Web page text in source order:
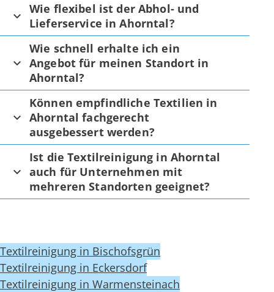
Wie flexibel ist der Abhol- und
Lieferservice in Ahorntal?
Wie schnell erhalte ich ein
Angebot für meinen Standort in
Ahorntal?
Können empfindliche Textilien in
Ahorntal fachgerecht
ausgebessert werden?
Ist die Textilreinigung in Ahorntal
auch für Unternehmen mit
mehreren Standorten geeignet?
Textilreinigung in Bischofsgrün
Textilreinigung in Eckersdorf
Textilreinigung in Warmensteinach